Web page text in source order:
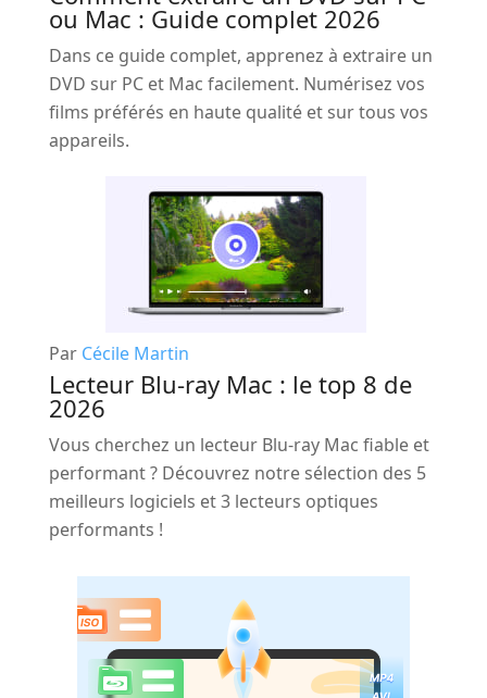
ou Mac : Guide complet 2026
Dans ce guide complet, apprenez à extraire un
DVD sur PC et Mac facilement. Numérisez vos
films préférés en haute qualité et sur tous vos
appareils.
Par Cécile Martin
Lecteur Blu-ray Mac : le top 8 de
2026
Vous cherchez un lecteur Blu-ray Mac fiable et
performant ? Découvrez notre sélection des 5
meilleurs logiciels et 3 lecteurs optiques
performants !